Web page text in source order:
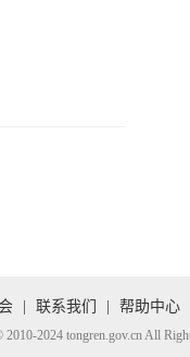
联系我们 帮助中心
2024 tongren.gov.cn All